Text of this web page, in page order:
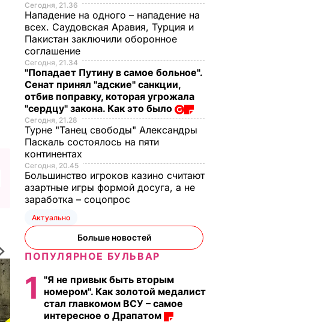
Сегодня, 21.36
Нападение на одного – нападение на
всех. Саудовская Аравия, Турция и
Пакистан заключили оборонное
соглашение
Сегодня, 21.34
"Попадает Путину в самое больное".
Сенат принял "адские" санкции,
отбив поправку, которая угрожала
"сердцу" закона. Как это было
Сегодня, 21.28
Турне "Танец свободы" Александры
Паскаль состоялось на пяти
континентах
Сегодня, 20.45
Большинство игроков казино считают
азартные игры формой досуга, а не
заработка – соцопрос
Актуально
Больше новостей
ПОПУЛЯРНОЕ БУЛЬВАР
1
"Я не привык быть вторым
номером". Как золотой медалист
стал главкомом ВСУ – самое
интересное о Драпатом